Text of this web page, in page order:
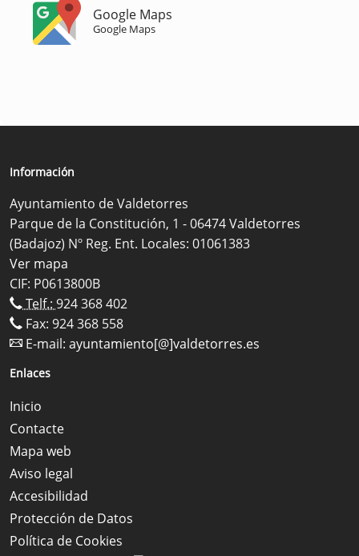
Google Maps
Google Maps
Información
Ayuntamiento de Valdetorres
Parque de la Constitución, 1 - 06474 Valdetorres
(Badajoz) Nº Reg. Ent. Locales: 01061383
Ver mapa
CIF: P0613800B
Telf.: 924 368 402
Fax: 924 368 558
E-mail: ayuntamiento[@]valdetorres.es
Enlaces
Inicio
Contacte
Mapa web
Aviso legal
Accesibilidad
Protección de Datos
Política de Cookies